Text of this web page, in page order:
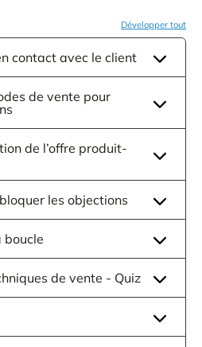
Développer tout
contact avec le client
de vente pour
de l’offre produit-
les objections
boucle
de vente - Quiz